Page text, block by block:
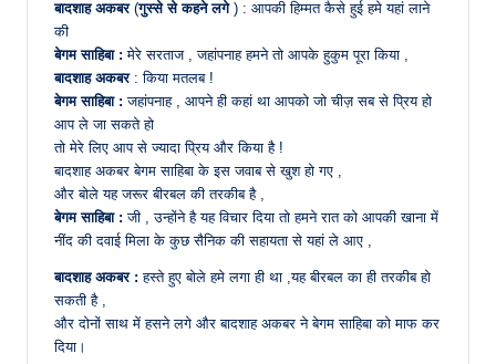
बादशाह अकबर(गुस्से से कहने लगे) : आपकी हिम्मत कैसे हुई हमे यहां लाने
की
बेगम साहिबा :मेरे सरताज , जहांपनाह हमने तो आपके हुकुम पूरा किया ,
बादशाह अकबर : किया मतलब !
बेगम साहिबा : जहांपनाह , आपने ही कहां था आपको जो चीज़ सब से प्रिय हो
आप ले जा सकते हो
तो मेरे लिए आप से ज्यादा प्रिय और किया है !
बादशाह अकबर बेगम साहिबा के इस जवाब से खुश हो गए ,
और बोले यह जरूर बीरबल की तरकीब है ,
बेगम साहिबा : जी , उन्होंने है यह विचार दिया तो हमने रात को आपकी खाना में
नींद की दवाई मिला के कुछ सैनिक की सहायता से यहां ले आए ,
बादशाह अकबर : हस्ते हुए बोले हमे लगा ही था ,यह बीरबल का ही तरकीब हो
सकती है ,
और दोनों साथ में हसने लगे और बादशाह अकबर ने बेगम साहिबा को माफ कर
दिया।